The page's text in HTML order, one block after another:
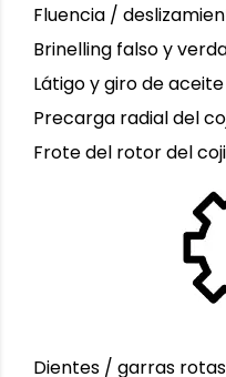
Fluencia /
Brinelling falso y
Látigo y giro de
Precarga radial del
Frote del rotor del
Dientes / garras rotas